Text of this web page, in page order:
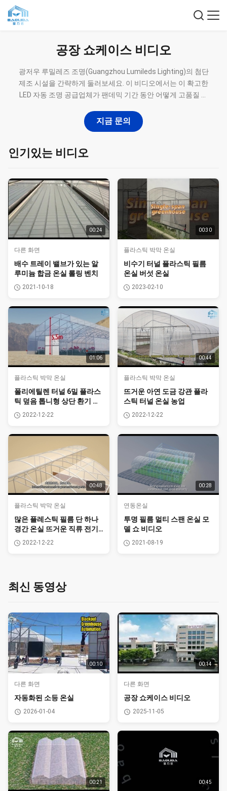
공장 쇼케이스 비디오
광저우 루밀레즈 조명(Guangzhou Lumileds Lighting)의 첨단
제조 시설을 간략하게 둘러보세요. 이 비디오에서는 이 확고한
LED 자동 조명 공급업체가 팬데믹 기간 동안 어떻게 고품질 일
인할 수 있습니다. 50,000제곱미터 규모의 생산 기지, 자동화된
마스크 생산 라인을 살펴보고 미국, 일본, 스페인 등 전 세계의
지금 문의
인기있는 비디오
00:24
다른 화면
배수 트레이 밸브가 있는 알
루미늄 합금 온실 롤링 벤치
2021-10-18
00:30
플라스틱 박막 온실
비수기 터널 플라스틱 필름
온실 버섯 온실
2023-02-10
01:06
플라스틱 박막 온실
폴리에틸렌 터널 6밀 플라스
틱 덮음 톱니형 상단 환기 온
실 2022-12-22
00:44
플라스틱 박막 온실
뜨거운 아연 도금 강관 플라
스틱 터널 온실 농업
2022-12-22
00:48
플라스틱 박막 온실
많은 플레스틱 필름 단 하나
경간 온실 뜨거운 직류 전기
를 통한 강철 구조 반대로 Uv
2022-12-22
00:28
연동온실
투명 필름 멀티 스팬 온실 모
델 쇼 비디오
2021-08-19
최신 동영상
00:10
다른 화면
자동화된 소등 온실
2026-01-04
00:14
다른 화면
공장 쇼케이스 비디오
2025-11-05
00:21 00:45